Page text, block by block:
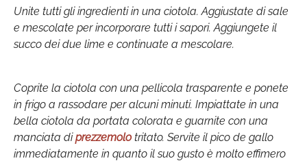
Unite tutti gli ingredienti in una ciotola. Aggiustate di sale
e mescolate per incorporare tutti i sapori. Aggiungete il
succo dei due lime e continuate a mescolare.
Coprite la ciotola con una pellicola trasparente e ponete
in frigo a rassodare per alcuni minuti. Impiattate in una
bella ciotola da portata colorata e guarnite con una
manciata diprezzemolotritato. Servite il pico de gallo
immediatamente in quanto il suo gusto è molto effimero